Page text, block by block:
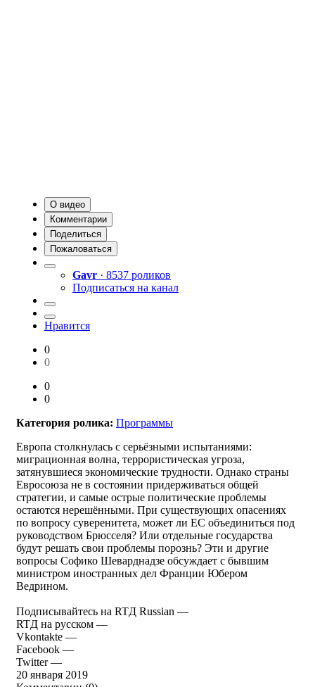
О видео
Комментарии
Поделиться
Пожаловаться
Gavr · 8537 роликов
Подписаться на канал
Нравится
0
0
0
0
Категория ролика: Программы
Европа столкнулась с серьёзными испытаниями:
миграционная волна, террористическая угроза,
затянувшиеся экономические трудности. Однако страны
Евросоюза не в состоянии придерживаться общей
стратегии, и самые острые политические проблемы
остаются нерешёнными. При существующих опасениях
по вопросу суверенитета, может ли ЕС объединиться под
руководством Брюсселя? Или отдельные государства
будут решать свои проблемы порознь? Эти и другие
вопросы Софико Шеварднадзе обсуждает с бывшим
министром иностранных дел Франции Юбером
Ведрином.
Подписывайтесь на RTД Russian —
RTД на русском —
Vkontakte —
Facebook —
Twitter —
20 января 2019